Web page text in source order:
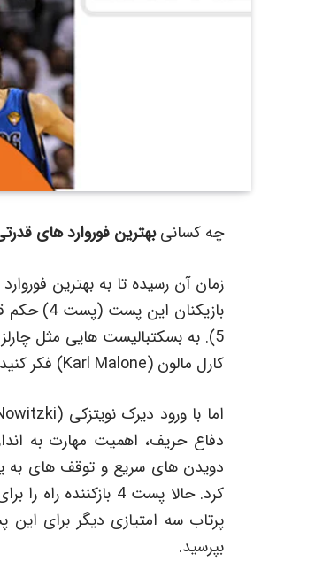
چه کسانیبهترین فوروارد های
کارل مالون (Karl Malone) فکر کنید. حتی هِک، رادمن و مالون در رینگ WCW مبارزه نیز کرده اند.
دویدن های سریع و توقف های به
بپرسید.